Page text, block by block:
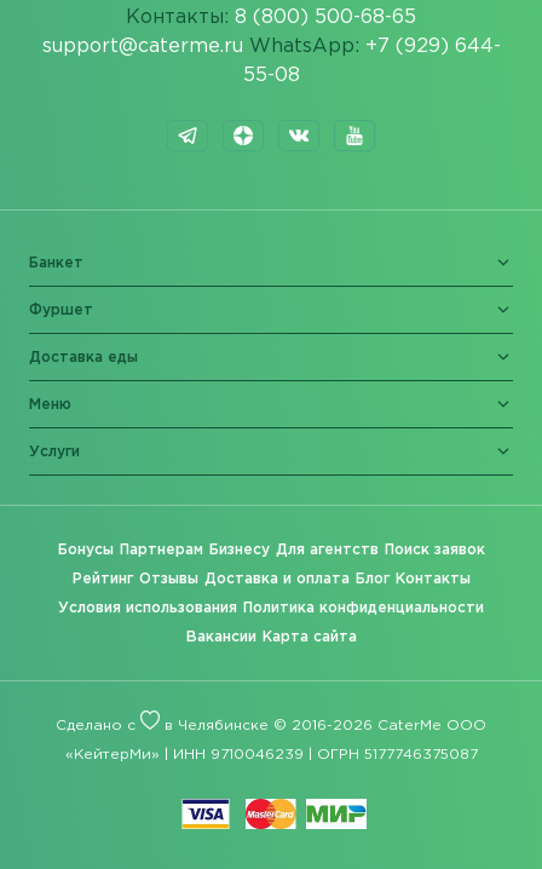
Контакты: 8 (800) 500-68-65
support@caterme.ru WhatsApp: +7 (929) 644-
55-08
Банкет
Фуршет
Доставка еды
Меню
Услуги
Бонусы Партнерам Бизнесу Для агентств Поиск заявок
Рейтинг Отзывы Доставка и оплата Блог Контакты
Условия использования Политика конфиденциальности
Вакансии Карта сайта
Сделано с в Челябинске © 2016-2026 CaterMe ООО
«КейтерМи» | ИНН 9710046239 | ОГРН 5177746375087